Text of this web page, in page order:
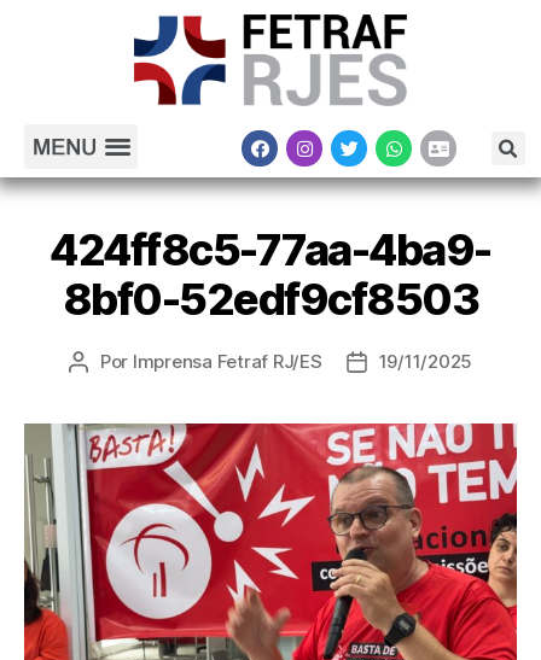
424ff8c5-77aa-4ba9-
8bf0-52edf9cf8503
Por Imprensa Fetraf RJ/ES 19/11/2025